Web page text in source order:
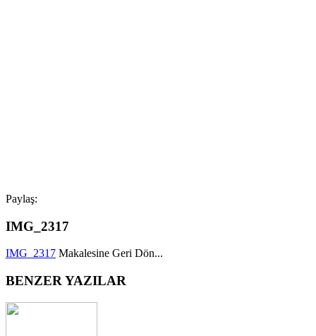
Paylaş:
IMG_2317
IMG_2317 Makalesine Geri Dön...
BENZER YAZILAR